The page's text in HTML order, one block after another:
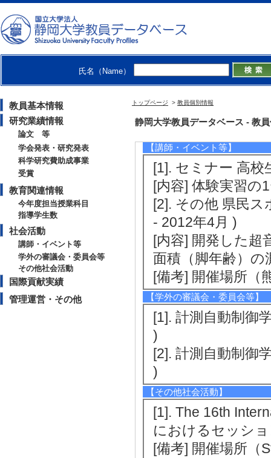
氏名（Name）
教員基本情報
研究業績情報
論文 等
学会発表・研究発表
科学研究費助成事業
受賞
教育関連情報
今年度担当授業科目
指導学生数
社会活動
講師・イベント等
学外の審議会・委員会等
その他社会活動
国際貢献実績
管理運営・その他
トップページ > 教員個別情報
静岡大学教員データベース - 教
2021年度
修士指導学生数 1
修士指導学生数 2
社会活動
【講師・イベント等】
[1]. セミナー 高校
[内容] 体験実習の
[2]. その他 県民
- 2012年4月 )
[内容] 開発した超
面積（脚年齢）の
[備考] 開催場所（
【学外の審議会・委員会等】
[1]. 計測自動制御
)
[2]. 計測自動制御
)
【その他社会活動】
[1]. The 16th
におけるセッシ
[備考] 開催場所（